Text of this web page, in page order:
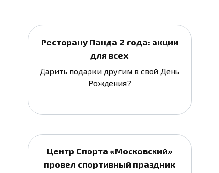
Ресторану Панда 2 года: акции
для всех
Дарить подарки другим в свой День
Рождения?
Центр Спорта «Московский»
провел спортивный праздник